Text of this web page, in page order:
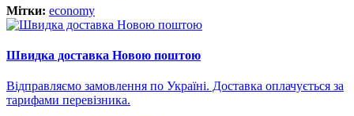
Мітки: economy
Швидка доставка Новою поштою
Відправляємо замовлення по Україні. Доставка оплачується за
тарифами перевізника.